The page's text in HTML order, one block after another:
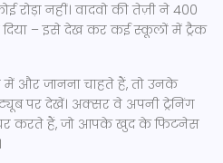
रोड़ा नहीं। वादवो की तेज़ी ने 400
दिया – इसे देख कर कई स्कूलों में ट्रैक
और जानना चाहते हैं, तो उनके
पर देखें। अक्सर वे अपनी ट्रेनिंग
करते हैं, जो आपके खुद के फिटनेस